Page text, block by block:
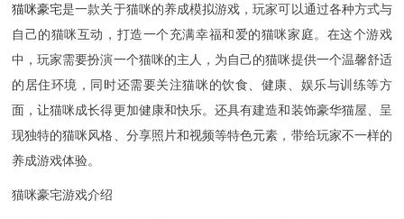
猫咪豪宅是一款关于猫咪的养成模拟游戏，玩家可以通过各种方式与
自己的猫咪互动，打造一个充满幸福和爱的猫咪家庭。在这个游戏
中，玩家需要扮演一个猫咪的主人，为自己的猫咪提供一个温馨舒适
的居住环境，同时还需要关注猫咪的饮食、健康、娱乐与训练等方
面，让猫咪成长得更加健康和快乐。还具有建造和装饰豪华猫屋、呈
现独特的猫咪风格、分享照片和视频等特色元素，带给玩家不一样的
养成游戏体验。
猫咪豪宅游戏介绍